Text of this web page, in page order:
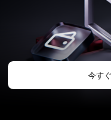
今す